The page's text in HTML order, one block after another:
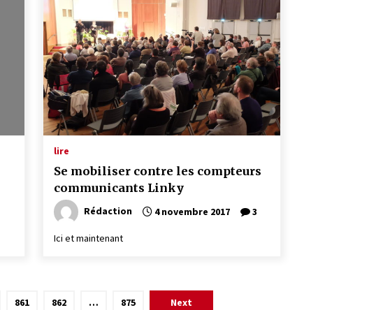
lire
Se mobiliser contre les compteurs
communicants Linky
Rédaction 4 novembre 2017 3
Ici et maintenant
861 862 … 875 Next